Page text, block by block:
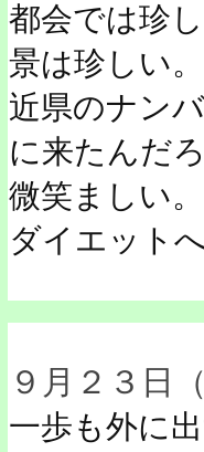
都会では珍
景は珍しい。
近県のナン
に来たんだろ
微笑ましい
ダイエット
９月２３日（
一歩も外に